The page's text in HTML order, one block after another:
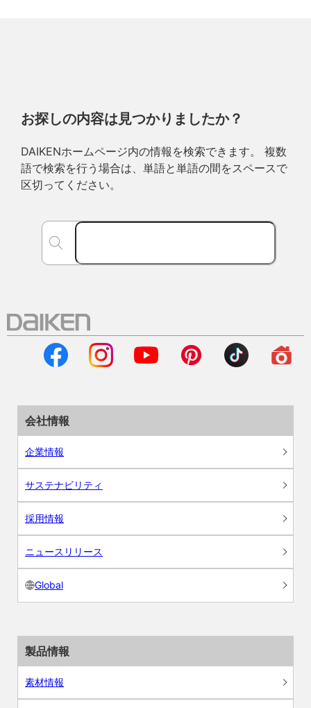
お探しの内容は見つかりましたか？
DAIKENホームページ内の情報を検索できます。 複数
語で検索を行う場合は、単語と単語の間をスペースで
区切ってください。
会社情報
企業情報
サステナビリティ
採用情報
ニュースリリース
Global
製品情報
素材情報